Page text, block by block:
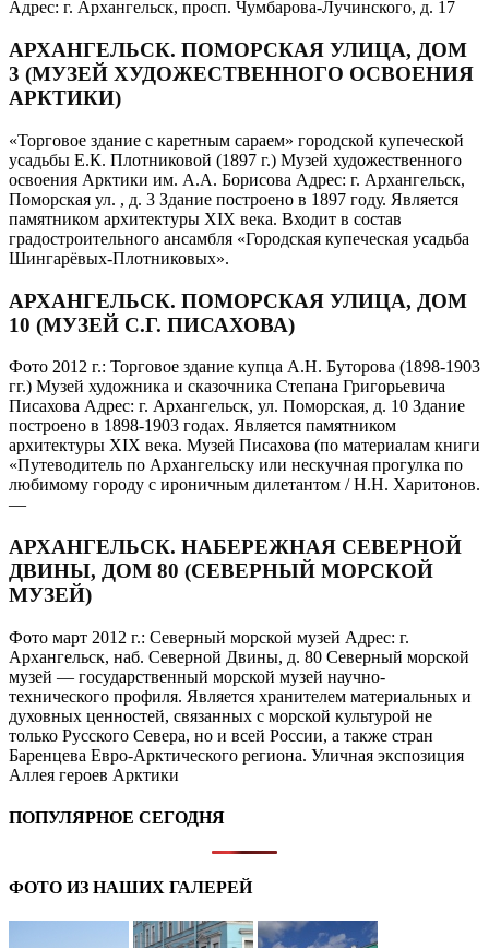
Адрес: г. Архангельск, просп. Чумбарова-Лучинского, д. 17
АРХАНГЕЛЬСК. ПОМОРСКАЯ УЛИЦА, ДОМ
3 (МУЗЕЙ ХУДОЖЕСТВЕННОГО ОСВОЕНИЯ
АРКТИКИ)
«Торговое здание с каретным сараем» городской купеческой
усадьбы Е.К. Плотниковой (1897 г.) Музей художественного
освоения Арктики им. А.А. Борисова Адрес: г. Архангельск,
Поморская ул. , д. 3 Здание построено в 1897 году. Является
памятником архитектуры XIX века. Входит в состав
градостроительного ансамбля «Городская купеческая усадьба
Шингарёвых-Плотниковых».
АРХАНГЕЛЬСК. ПОМОРСКАЯ УЛИЦА, ДОМ
10 (МУЗЕЙ С.Г. ПИСАХОВА)
Фото 2012 г.: Торговое здание купца А.Н. Буторова (1898-1903
гг.) Музей художника и сказочника Степана Григорьевича
Писахова Адрес: г. Архангельск, ул. Поморская, д. 10 Здание
построено в 1898-1903 годах. Является памятником
архитектуры XIX века. Музей Писахова (по материалам книги
«Путеводитель по Архангельску или нескучная прогулка по
любимому городу с ироничным дилетантом / Н.Н. Харитонов.
—
АРХАНГЕЛЬСК. НАБЕРЕЖНАЯ СЕВЕРНОЙ
ДВИНЫ, ДОМ 80 (СЕВЕРНЫЙ МОРСКОЙ
МУЗЕЙ)
Фото март 2012 г.: Северный морской музей Адрес: г.
Архангельск, наб. Северной Двины, д. 80 Северный морской
музей — государственный морской музей научно-
технического профиля. Является хранителем материальных и
духовных ценностей, связанных с морской культурой не
только Русского Севера, но и всей России, а также стран
Баренцева Евро-Арктического региона. Уличная экспозиция
Аллея героев Арктики
ПОПУЛЯРНОЕ СЕГОДНЯ
ФОТО ИЗ НАШИХ ГАЛЕРЕЙ